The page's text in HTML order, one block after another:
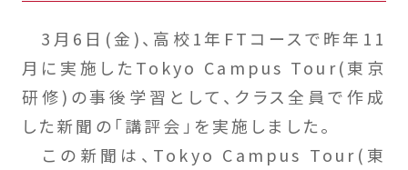
3月6日(金)、高校1年FTコースで昨年11
月に実施したTokyo Campus Tour(東京
研修)の事後学習として、クラス全員で作成
した新聞の「講評会」を実施しました。
この新聞は、Tokyo Campus Tour(東